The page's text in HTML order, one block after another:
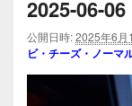
2025-06-
公開日時:2025年6月
ビ・チーズ・ノーマ